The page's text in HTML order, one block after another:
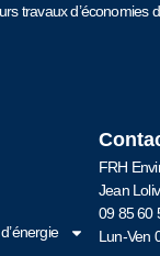
travaux d’économies
FRH
Jean
09 85 60
Lun-Ven